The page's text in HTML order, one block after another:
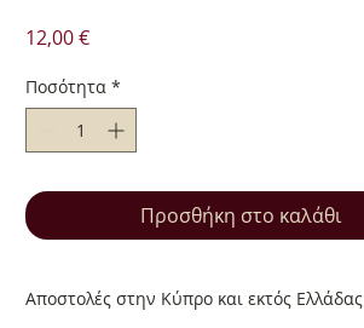
12,00 €Τιμή
Ποσότητα *
Προσθήκη στο καλάθι
Αποστολές στην Κύπρο και εκτός Ελλάδας